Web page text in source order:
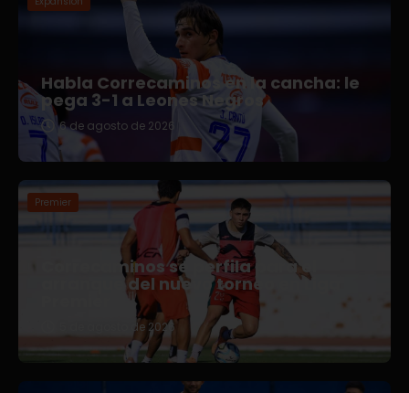
Habla Correcaminos en la cancha: le
pega 3-1 a Leones Negros
6 de agosto de 2026
Premier
Correcaminos se perfila para el
arranque del nuevo torneo en Liga
5 de agosto de 2026